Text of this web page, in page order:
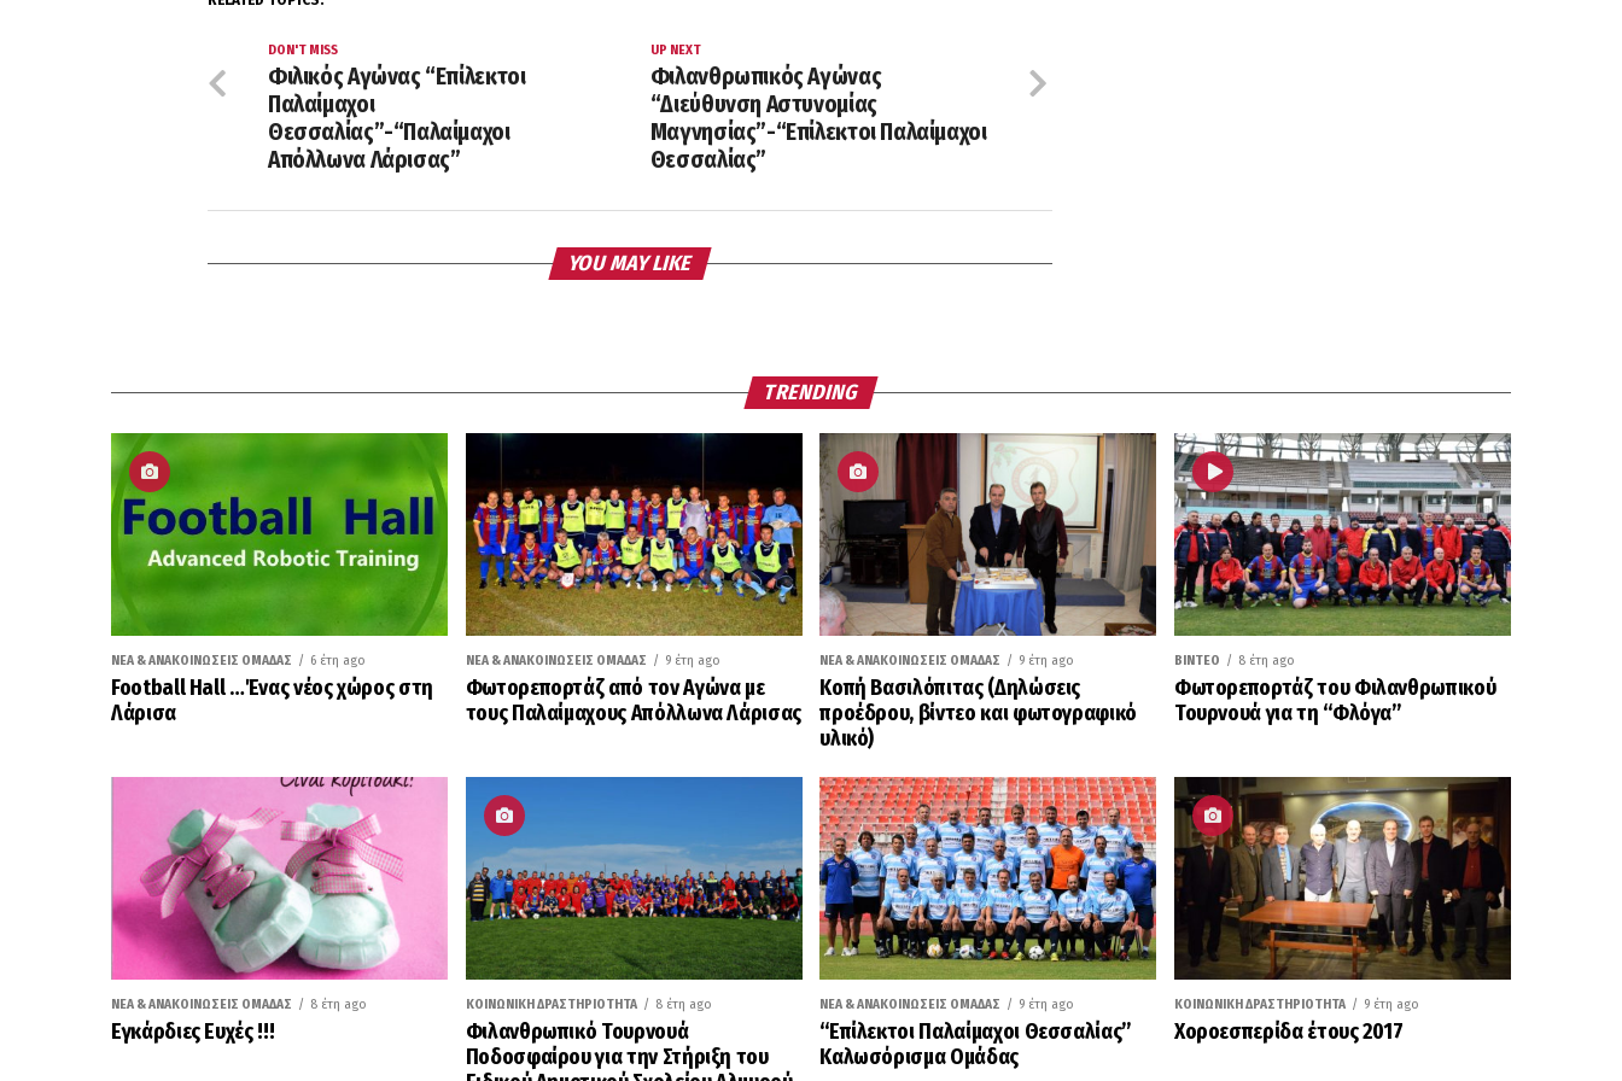
UP NEXT
Φιλανθρωπικός Αγώνας
“Διεύθυνση Αστυνομίας
Μαγνησίας”-“Επίλεκτοι Παλαίμαχοι
Θεσσαλίας”
DON'T MISS
Φιλικός Αγώνας “Επίλεκτοι
Παλαίμαχοι
Θεσσαλίας”-“Παλαίμαχοι
Απόλλωνα Λάρισας”
YOU MAY LIKE
TRENDING
ΝΈΑ & ΑΝΑΚΟΙΝΏΣΕΙΣ ΟΜΆΔΑΣ 6 έτη ago
Football Hall …Ένας νέος χώρος στη
Λάρισα
ΝΈΑ & ΑΝΑΚΟΙΝΏΣΕΙΣ ΟΜΆΔΑΣ 9 έτη ago
Φωτορεπορτάζ από τον Αγώνα με
τους Παλαίμαχους Απόλλωνα Λάρισας
ΝΈΑ & ΑΝΑΚΟΙΝΏΣΕΙΣ ΟΜΆΔΑΣ 9 έτη ago
Κοπή Βασιλόπιτας (Δηλώσεις
προέδρου, βίντεο και φωτογραφικό
υλικό)
ΒΊΝΤΕΟ 8 έτη ago
Φωτορεπορτάζ του Φιλανθρωπικού
Τουρνουά για τη “Φλόγα”
ΝΈΑ & ΑΝΑΚΟΙΝΏΣΕΙΣ ΟΜΆΔΑΣ 8 έτη ago
Εγκάρδιες Ευχές !!!
ΚΟΙΝΩΝΙΚΉ ΔΡΑΣΤΗΡΙΌΤΗΤΑ 8 έτη ago
Φιλανθρωπικό Τουρνουά
Ποδοσφαίρου για την Στήριξη του
ΝΈΑ & ΑΝΑΚΟΙΝΏΣΕΙΣ ΟΜΆΔΑΣ 9 έτη ago
“Επίλεκτοι Παλαίμαχοι Θεσσαλίας”
Καλωσόρισμα Ομάδας
ΚΟΙΝΩΝΙΚΉ ΔΡΑΣΤΗΡΙΌΤΗΤΑ 9 έτη ago
Χοροεσπερίδα έτους 2017